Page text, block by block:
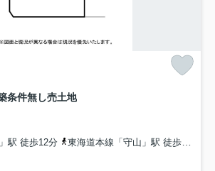
条件無し売土地
駅 徒歩12分
東海道本線「守山」駅 徒歩53分